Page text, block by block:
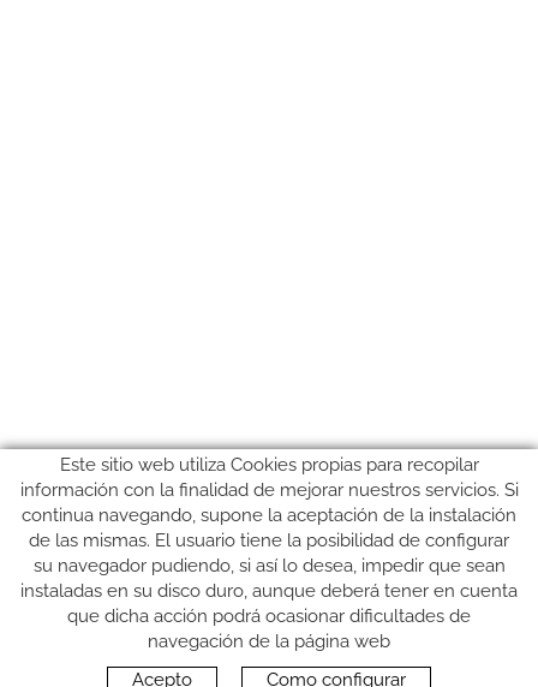
SÍGUENOS
Este sitio web utiliza Cookies propias para recopilar
información con la finalidad de mejorar nuestros servicios. Si
continua navegando, supone la aceptación de la instalación
de las mismas. El usuario tiene la posibilidad de configurar
su navegador pudiendo, si así lo desea, impedir que sean
instaladas en su disco duro, aunque deberá tener en cuenta
que dicha acción podrá ocasionar dificultades de
navegación de la página web
Acepto
Como configurar